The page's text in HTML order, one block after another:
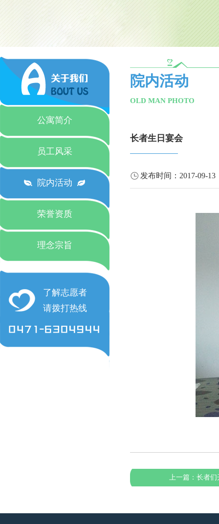
公寓简介
员工风采
院内活动
荣誉资质
理念宗旨
了解志愿者
请拨打热线
院内活动
OLD MAN PHOTO
长者生日宴会
发布时间： 2017-09-13
上一篇： 长者们